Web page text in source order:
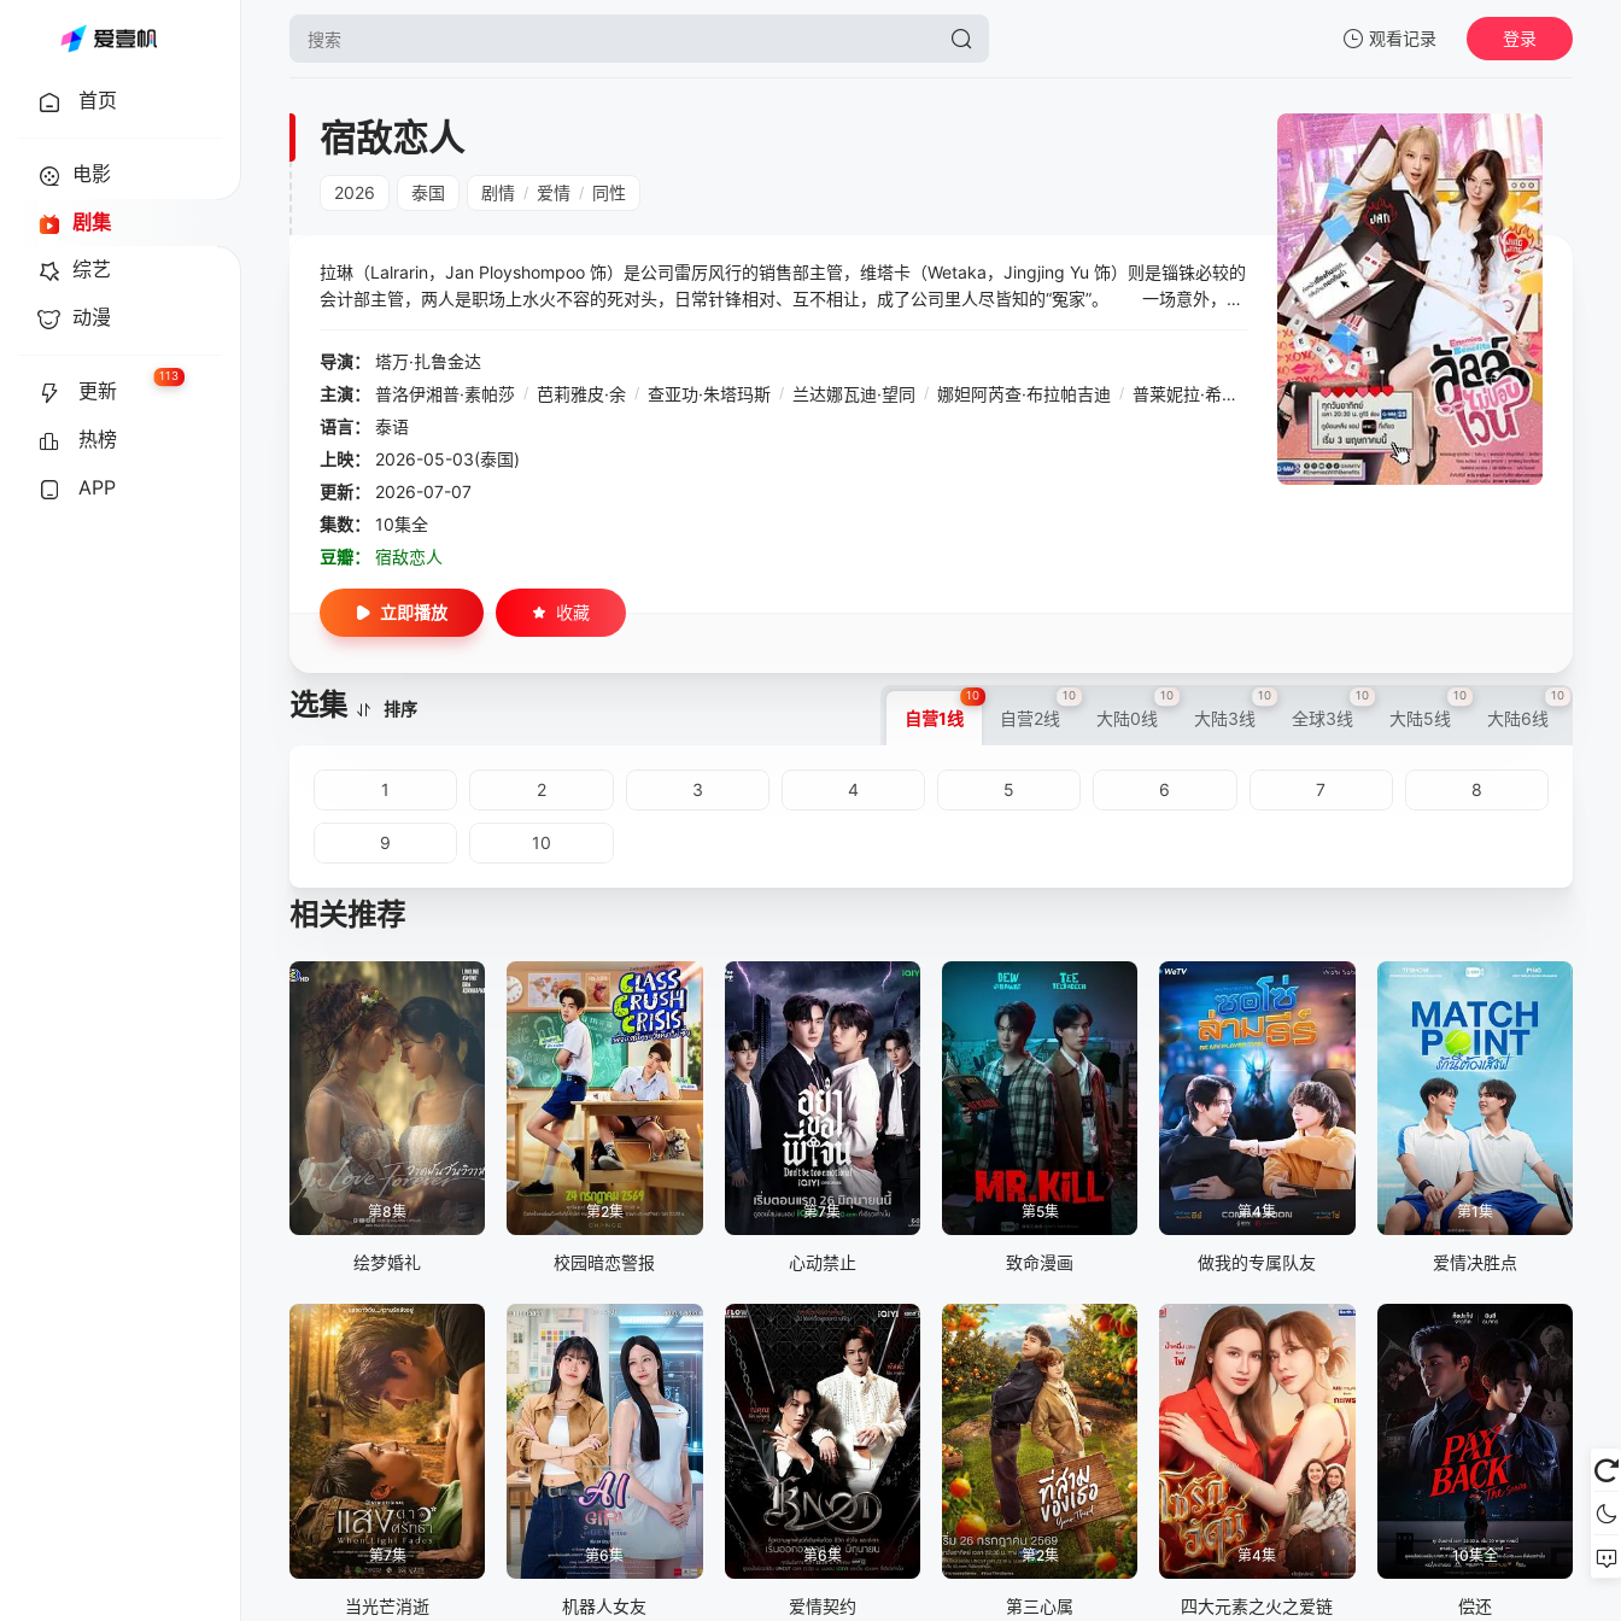
观看记录
暂无观看影片的记录
登录
首页
电影
剧集
综艺
动漫
更新
113
热榜
APP
宿敌恋人
2026 泰国 剧情 / 爱情 / 同性
拉琳（Lalrarin，Jan Ployshompoo 饰）是公司雷厉风行的销售部主管，维塔卡（Wetaka，Jingjing Yu 饰）则是锱铢必较的
会计部主管，两人是职场上水火不容的死对头，日常针锋相对、互不相让，成了公司里人尽皆知的“冤家”。 一场意外，让
只谈欲望不谈感情的炮友。从此，办公室里依旧是剑拔弩张的敌对场面，私下里却上演着火花四溅的暧昧拉扯。 “我确信
导演：
塔万·扎鲁金达
主演：
普洛伊湘普·素帕莎 / 芭莉雅皮·余 / 查亚功·朱塔玛斯 / 兰达娜瓦迪·望同 / 娜妲阿芮查·布拉帕吉迪 / 普莱妮拉·希兰塔威形 / 凯蒂帕·查娜拉 / 薇丘达·萍丹
语言：
泰语
上映：
2026-05-03(泰国)
更新：
2026-07-07
集数：
10集全
豆瓣：
宿敌恋人
立即播放 收藏
选集 排序 自营1线
10
自营2线
10
大陆0线
10
大陆3线
10
全球3线
10
大陆5线
10
大陆6线
10
1 2 3 4 5 6 7 8
9 10
相关推荐
第8集
绘梦婚礼
第2集
校园暗恋警报
第7集
心动禁止
第5集
致命漫画
第4集
做我的专属队友
第1集
爱情决胜点
第7集
当光芒消逝
第6集
机器人女友
第6集
爱情契约
第2集
第三心属
第4集
四大元素之火之爱链
10集全
偿还